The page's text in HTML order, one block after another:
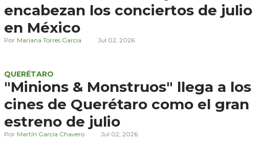
encabezan los conciertos de julio
en México
Mariana Torres García Jul 02, 2026
QUERÉTARO
"Minions & Monstruos" llega a los
cines de Querétaro como el gran
estreno de julio
Martín García Chavero Jul 02, 2026